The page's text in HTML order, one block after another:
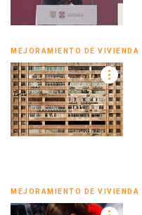
MEJORAMIENTO DE VIVIENDA
MEJORAMIENTO DE VIVIENDA